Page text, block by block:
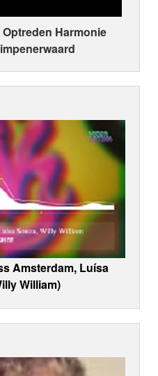
Harmonie
Amsterdam, Luísa
William)